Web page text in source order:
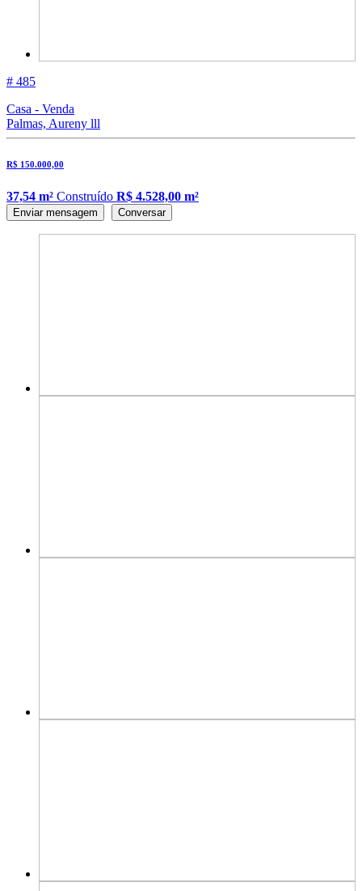
# 485
Casa - Venda
Palmas, Aureny lll
R$ 150.000,00
37,54 m² Construído R$ 4.528,00 m²
Enviar mensagem Conversar